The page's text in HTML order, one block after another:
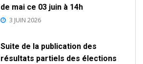
de mai ce 03 juin à 14h
3 JUIN 2026
Suite de la publication des
résultats partiels des élections